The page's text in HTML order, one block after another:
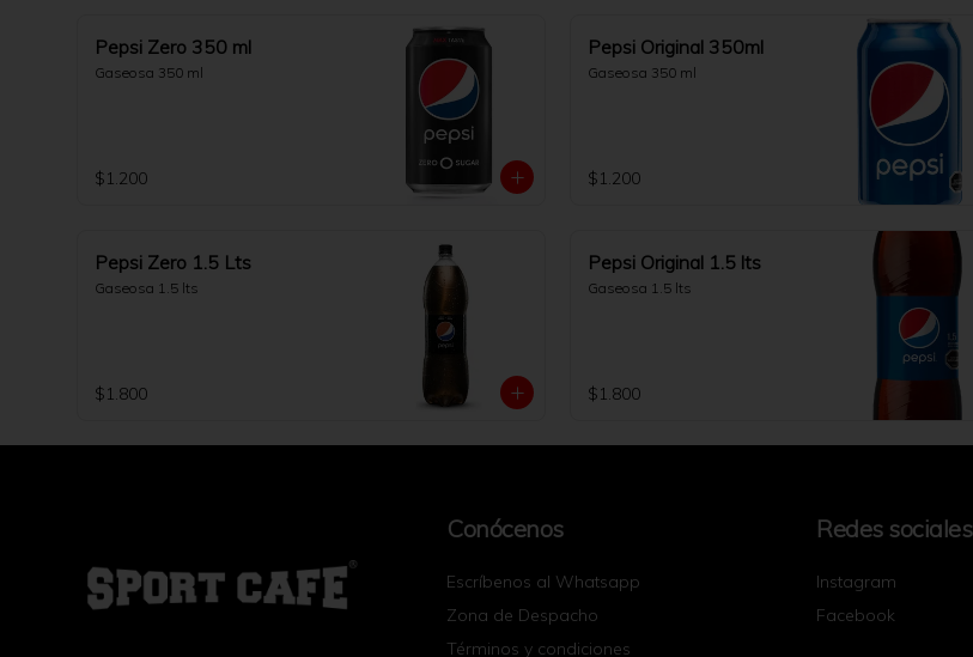
Pepsi Zero 350 ml
Gaseosa 350 ml
$1.200
Pepsi Original 350ml
Gaseosa 350 ml
$1.200
Pepsi Zero 1.5 Lts
Gaseosa 1.5 lts
$1.800
Pepsi Original 1.5 lts
Gaseosa 1.5 lts
$1.800
Conócenos
Escríbenos al Whatsapp
Zona de Despacho
Términos y condiciones
Redes sociales
Instagram
Facebook